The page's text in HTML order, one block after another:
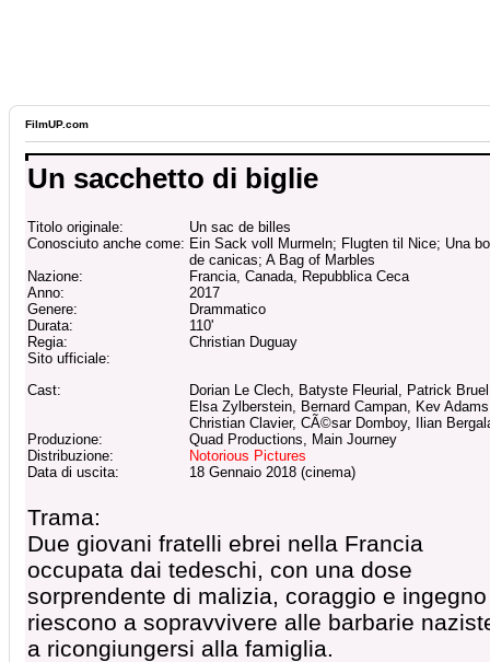
FilmUP.com
Un sacchetto di biglie
Titolo originale:
Un sac de billes
Conosciuto anche come: Ein Sack voll Murmeln; Flugten til Nice; Una
de canicas; A Bag of Marbles
Nazione:
Francia, Canada, Repubblica Ceca
Anno:
2017
Genere:
Drammatico
Durata:
110'
Regia:
Christian Duguay
Sito ufficiale:
Cast:
Dorian Le Clech, Batyste Fleurial, Patrick
Elsa Zylberstein, Bernard Campan, Kev
Christian Clavier, CÃ©sar Domboy, Ilian
Produzione:
Quad Productions, Main Journey
Distribuzione:
Notorious Pictures
Data di uscita:
18 Gennaio 2018 (cinema)
Trama:
Due giovani fratelli ebrei nella Francia
occupata dai tedeschi, con una dose
sorprendente di malizia, coraggio e ingegno
riescono a sopravvivere alle barbarie
a ricongiungersi alla famiglia.